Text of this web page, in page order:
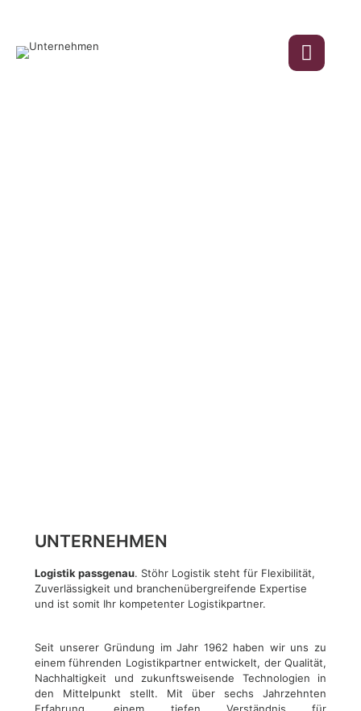
UNTERNEHMEN
Logistik passgenau. Stöhr Logistik steht für Flexibilität,
Zuverlässigkeit und branchenübergreifende Expertise
und ist somit Ihr kompetenter Logistikpartner.
Seit unserer Gründung im Jahr 1962 haben wir uns zu
einem führenden Logistikpartner entwickelt, der Qualität,
Nachhaltigkeit und zukunftsweisende Technologien in
den Mittelpunkt stellt. Mit über sechs Jahrzehnten